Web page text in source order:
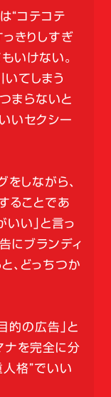
“コテコテ
きりしすぎ
いけない。
てしまう
まらないと
いセクシー
しながら、
ることであ
いい」と言っ
にブランディ
、どっちつか
的の広告」と
ナを完全に分
人格”でいい